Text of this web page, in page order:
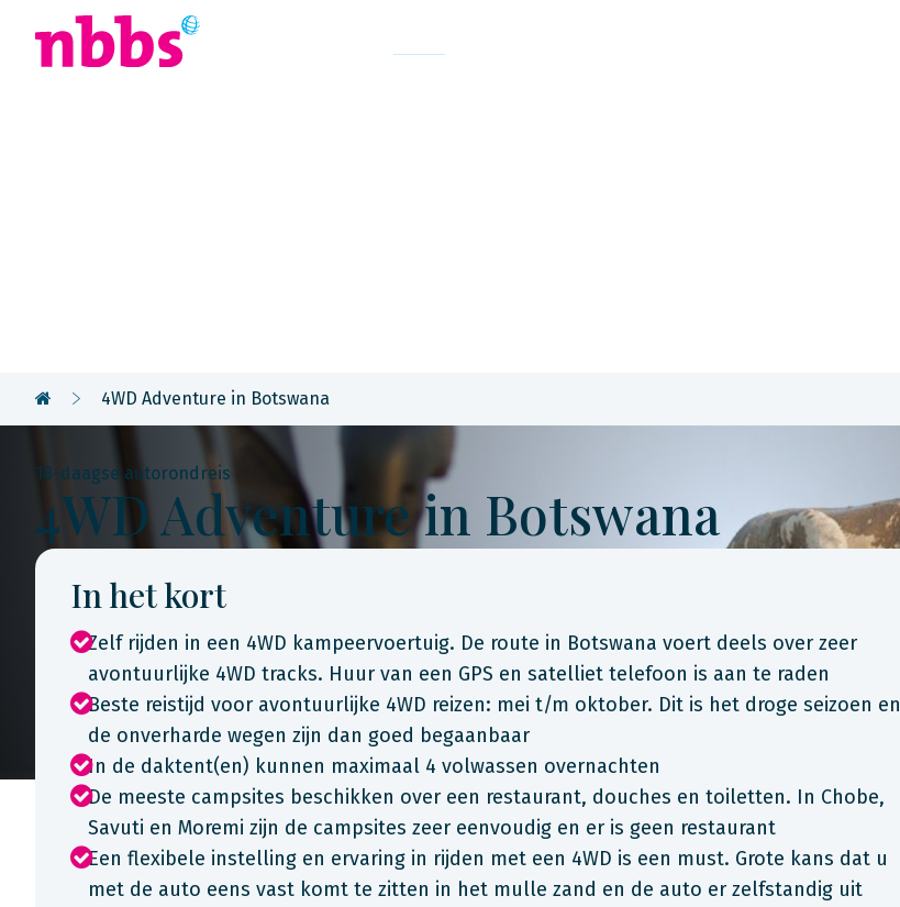
4WD Adventure in Botswana
18-daagse autorondreis
4WD Adventure in Botswana
In het kort
Zelf rijden in een 4WD kampeervoertuig. De route in Botswana voert deels over zeer
avontuurlijke 4WD tracks. Huur van een GPS en satelliet telefoon is aan te raden
Beste reistijd voor avontuurlijke 4WD reizen: mei t/m oktober. Dit is het droge seizoen en
de onverharde wegen zijn dan goed begaanbaar
In de daktent(en) kunnen maximaal 4 volwassen overnachten
De meeste campsites beschikken over een restaurant, douches en toiletten. In Chobe,
Savuti en Moremi zijn de campsites zeer eenvoudig en er is geen restaurant
Een flexibele instelling en ervaring in rijden met een 4WD is een must. Grote kans dat u
met de auto eens vast komt te zitten in het mulle zand en de auto er zelfstandig uit